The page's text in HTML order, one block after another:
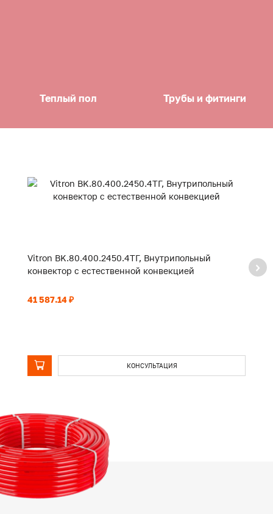
Теплый пол Трубы и фитинги
Vitron BK.80.400.2450.4ТГ, Внутрипольный
конвектор с естественной конвекцией
41 587.14 ₽
КОНСУЛЬТАЦИЯ